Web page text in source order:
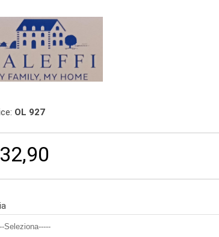
OL 927